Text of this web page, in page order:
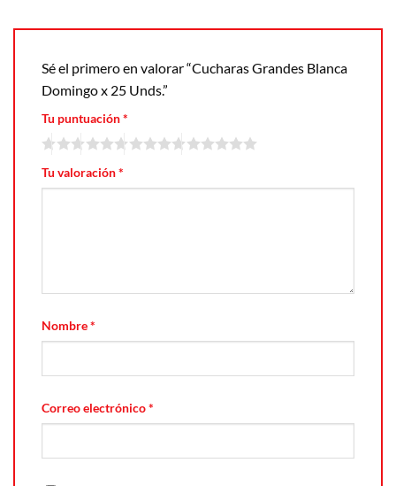
Sé el primero en valorar “Cucharas Grandes Blanca
Domingo x 25 Unds.”
Tu puntuación*
Tu valoración*
Nombre*
Correo electrónico*